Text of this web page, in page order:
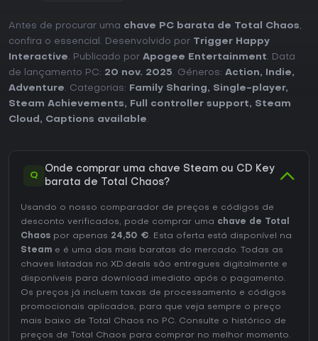
Antes de procurar uma chave PC barata de Total Chaos,
confira o essencial. Desenvolvido por Trigger Happy
Interactive. Publicado por Apogee Entertainment. Data
de lançamento PC: 20 nov. 2025. Géneros: Action, Indie,
Adventure. Categorias: Family Sharing, Single-player,
Steam Achievements, Full controller support, Steam
Cloud , Captions available.
Q
Onde comprar uma chave Steam ou CD Key
barata de Total Chaos?
Usando o nosso comparador de preços e códigos de
desconto verificados, pode comprar uma chave de Total
Chaos por apenas 24,50 €. Esta oferta está disponível na
Steam e é uma das mais baratas do mercado. Todas as
chaves listadas no XD.deals são entregues digitalmente e
disponíveis para download imediato após o pagamento.
Os preços já incluem taxas de processamento e códigos
promocionais aplicados, para que veja sempre o preço
mais baixo de Total Chaos no PC. Consulte o histórico de
preços de Total Chaos para comprar no melhor momento.